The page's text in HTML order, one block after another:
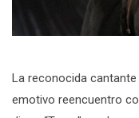
La reconocida
emotivo reencuentro